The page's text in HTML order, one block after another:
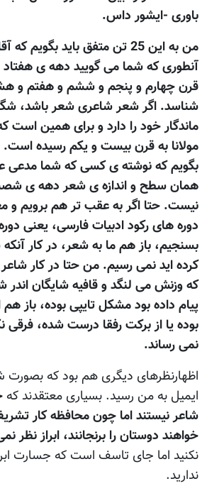
باوری -ایشور داس.
من به اين 25 تن متفق بايد
آنطوری که شما می گوييد دهه ی هفتاد
قرن چهارم و پنجم و ششم و هفتم و
شناسد. اگر شعر شاعری شعر باشد،
ماندگار خود را دارد و برای همين است
مولانا به قرن بيست و يکم رسيده است.
بگويم که نوشته ی کسی که شما مدعی
همان سطح و اندازه ی شعر دهه ی
نيست. حتا اگر به عقب تر هم برويم و
دوره های رکود ادبيات فارسی، يعنی
بسنجيم، باز هم ما به شعر، در کار
کرده ايد نمی رسيم. من حتا در کار
که وزنش می لنگد و قافيه شايگان
پيام داده بود مشکل تايپی بوده، باز
بوده يا از برکت رفقا درست شده،
نمی رساند.
اظهارنظرهای ديگری هم بود که بصورت
ايميل به من رسيد. بسياری معتقدند که
شاعر نيستند اما چون محافظه کار
خواهند دوستان را برنجانند، ابراز نظر
نکنيد اما جای تاسف است که جسارت
نداريد.